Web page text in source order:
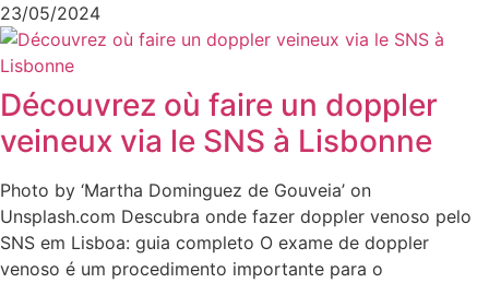
23/05/2024
Découvrez où faire un doppler
veineux via le SNS à Lisbonne
Photo by ‘Martha Dominguez de Gouveia’ on
Unsplash.com Descubra onde fazer doppler venoso pelo
SNS em Lisboa: guia completo O exame de doppler
venoso é um procedimento importante para o